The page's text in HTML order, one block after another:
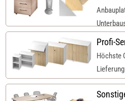
Profi-
Höchste